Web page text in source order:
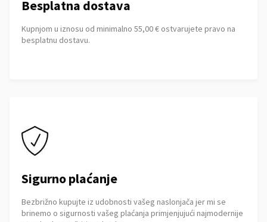
Besplatna dostava
Kupnjom u iznosu od minimalno 55,00 € ostvarujete pravo na
besplatnu dostavu.
Sigurno plaćanje
Bezbrižno kupujte iz udobnosti vašeg naslonjača jer mi se
brinemo o sigurnosti vašeg plaćanja primjenjujući najmodernije